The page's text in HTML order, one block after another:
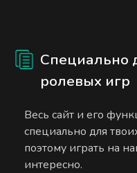
Специально
ролевых игр
Весь сайт и его
специально для
поэтому играть на
интересно.